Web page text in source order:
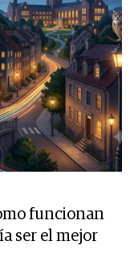
funcionan
ser el mejor